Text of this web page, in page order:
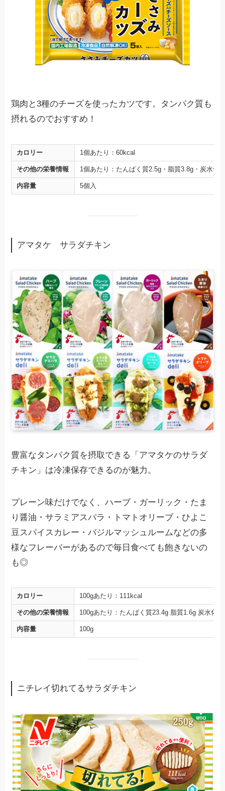
鶏肉と3種のチーズを使ったカツです。タンパク質も
摂れるのでおすすめ！
カロリー 1個あたり：60kcal
その他の栄養情報 1個あたり：たんぱく質2.5g・脂質3.8g・炭水化
内容量 5個入
アマタケ サラダチキン
豊富なタンパク質を摂取できる「アマタケのサラダ
チキン」は冷凍保存できるのが魅力。
プレーン味だけでなく、ハーブ・ガーリック・たま
り醤油・サラミアスパラ・トマトオリーブ・ひよこ
豆スパイスカレー・バジルマッシュルームなどの多
様なフレーバーがあるので毎日食べても飽きないの
も◎
カロリー 100gあたり：111kcal
その他の栄養情報 100gあたり：たんぱく質23.4g 脂質1.6g 炭水化
内容量 100g
ニチレイ切れてるサラダチキン